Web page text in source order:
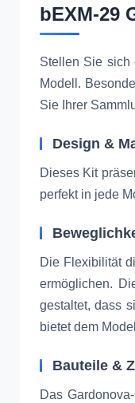
bEXM-29
Stellen Sie sich
Modell.
Sie Ihrer
Design &
Dieses Kit
perfekt in jede
Die Flexibilität
ermöglichen.
gestaltet, dass
bietet dem
Bauteile &
Das